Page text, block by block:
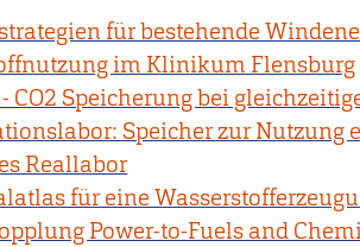
für bestehende
im Klinikum Flensburg
CO2 Speicherung bei
Speicher zur Nutzung
Reallabor
für eine
Power-to-Fuels and